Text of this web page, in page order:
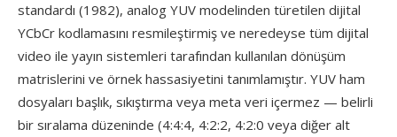
standardı (1982), analog YUV modelinden türetilen dijital
YCbCr kodlamasını resmileştirmiş ve neredeyse tüm dijital
video ile yayın sistemleri tarafından kullanılan dönüşüm
matrislerini ve örnek hassasiyetini tanımlamıştır. YUV ham
dosyaları başlık, sıkıştırma veya meta veri içermez — belirli
bir sıralama düzeninde (4:4:4, 4:2:2, 4:2:0 veya diğer alt